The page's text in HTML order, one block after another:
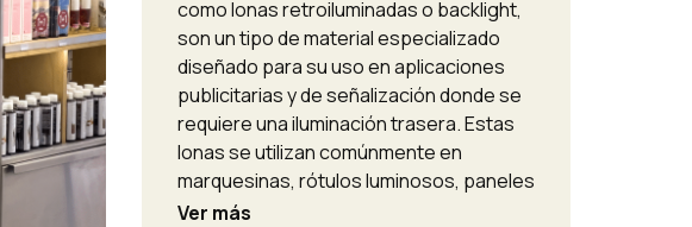
como lonas retroiluminadas o backlight,
son un tipo de material especializado
diseñado para su uso en aplicaciones
publicitarias y de señalización donde se
requiere una iluminación trasera. Estas
lonas se utilizan comúnmente en
marquesinas, rótulos luminosos, paneles
publicitarios y displays retroiluminados
Ver más